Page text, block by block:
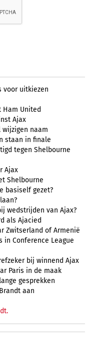
voor uitkiezen
United
Ajax
wijzigen naam
staan in finale
tegen Shelbourne
Ajax
Shelbourne
basiself gezet?
wedstrijden van Ajax?
als Ajacied
Zwitserland of Armenië
in Conference League
bij winnend Ajax
Paris in de maak
gesprekken
aan